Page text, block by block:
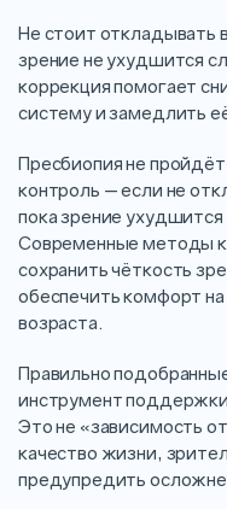
Не стоит откладывать
зрение не ухудшится
коррекция помогает
систему и замедлить
Пресбиопия не
контроль — если не
пока зрение
Современные методы
сохранить чёткость
обеспечить комфорт
возраста.
Правильно
инструмент
Это не «зависимость
качество жизни,
предупредить